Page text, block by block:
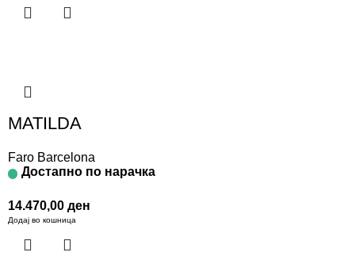
MATILDA
Faro Barcelona
Достапно по нарачка
14.470,00 ден
Додај во кошница